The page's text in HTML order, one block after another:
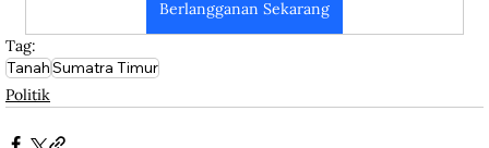
Berlangganan Sekarang
Tag:
TanahSumatra Timur
Politik